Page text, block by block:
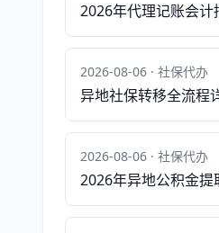
2026年代理记账会
2026-08-06 · 社保代办
异地社保转移全流程
2026-08-06 · 社保代办
2026年异地公积金